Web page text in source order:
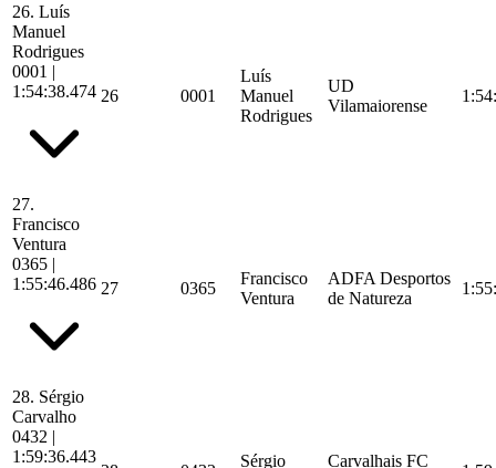
26. Luís
Manuel
Rodrigues
0001 |
1:54:38.474 26 0001
Luís
Manuel
Rodrigues
UD
Vilamaiorense
27.
Francisco
Ventura
0365 |
1:55:46.486 27 0365
Francisco
Ventura
ADFA Desportos
de Natureza
28. Sérgio
Carvalho
0432 |
1:59:36.443
Sérgio Carvalhais FC